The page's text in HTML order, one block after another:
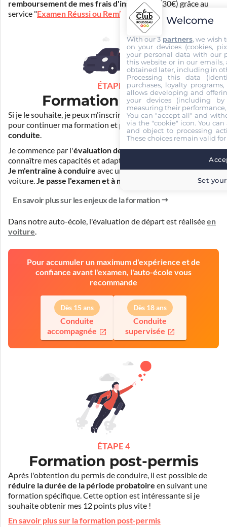
remboursement de mes frais d'inscription
(30€) grâce au
service "Examen Réussi ou Remboursé".
ÉTAPE 3
Formation pratique
Si je le souhaite, je peux m'inscrire auprès de mon auto-école
pour continuer ma formation et prendre des cours de
conduite.
Je commence par l'évaluation de départpour mieux
connaître mes capacités et adapter la durée de ma formation.
Je m'entraîne à conduire avec un simulateur et/ou en
voiture.Je passe l'examen et à moi la liberté !
En savoir plus sur les enjeux de la formation
Dans notre auto-école, l'évaluation de départ est réaliséeen
voiture.
Pour accumuler un maximum d'expérience et de
confiance avant l'examen, l'auto-école vous
recommande
Dès 15 ans
Conduite
accompagnée
Dès 18 ans
Conduite
supervisée
ÉTAPE 4
Formation post-permis
Après l'obtention du permis de conduire, il est possible de
réduire la durée de la période probatoire en suivant une
formation spécifique. Cette option est intéressante si je
souhaite obtenir mes 12 points plus vite !
En savoir plus sur la formation post-permis
Welcome
With our 3 partners, we wish
on your devices (cookies,
your personal data with our
this website or in our emails,
obtained later, including in
Processing this data
purchases, loyalty
allows developing and
your devices (including
measuring their
You can "accept all" and
via the "cookie" icon. You
and object to processing
These choices remain valid
Set